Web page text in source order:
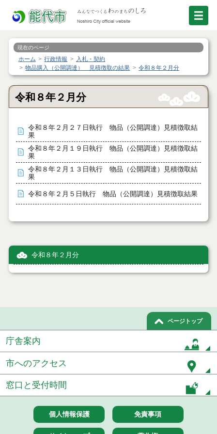
現在のページ
ホーム 行政情報
入札・契約
物品購入（公開調達） 見積徴取の結果
令和８年２月分
令和８年２月分
令和８年２月２７日執行 物品（公開調達）見積徴取結
果
令和８年２月１９日執行 物品（公開調達）見積徴取結
果
令和８年２月１３日執行 物品（公開調達）見積徴取結
果
令和８年２月５日執行 物品（公開調達）見積徴取結果
令和８年２月分
ページトップ
庁舎案内
市へのアクセス
窓口と受付時間
個人情報保護 免責事項